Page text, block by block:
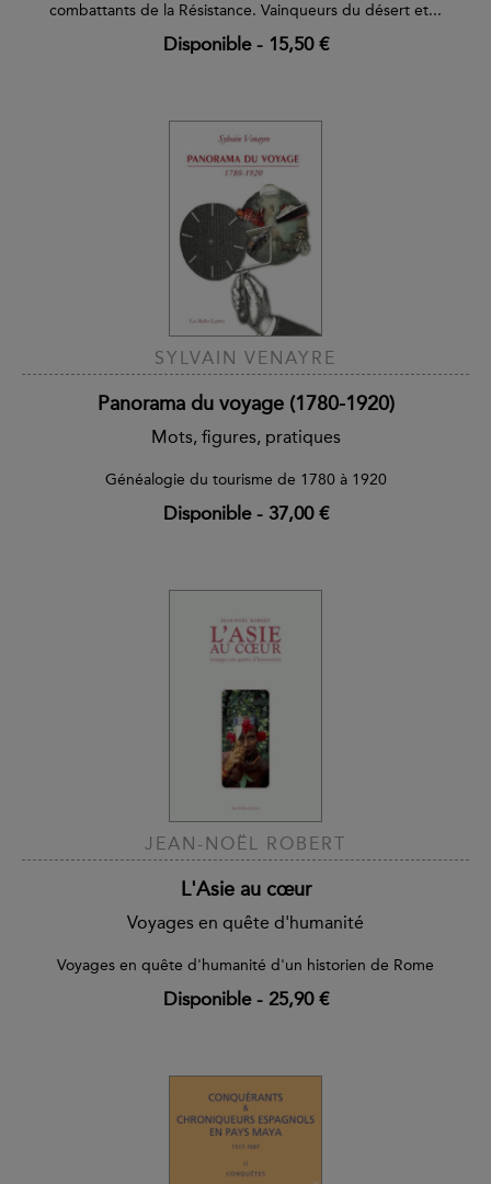
combattants de la Résistance. Vainqueurs du désert et...
Disponible- 15,50 €
SYLVAIN VENAYRE
Panorama du voyage (1780-1920)
Mots, figures, pratiques
Généalogie du tourisme de 1780 à 1920
Disponible- 37,00 €
JEAN-NOËL ROBERT
L'Asie au cœur
Voyages en quête d'humanité
Voyages en quête d'humanité d'un historien de Rome
Disponible- 25,90 €